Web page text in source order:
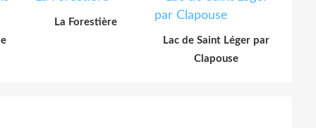
La Forestière
Lac de Saint Léger par
Clapouse